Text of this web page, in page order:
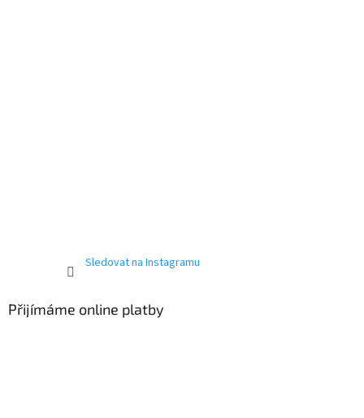
Sledovat na Instagramu
Přijímáme online platby